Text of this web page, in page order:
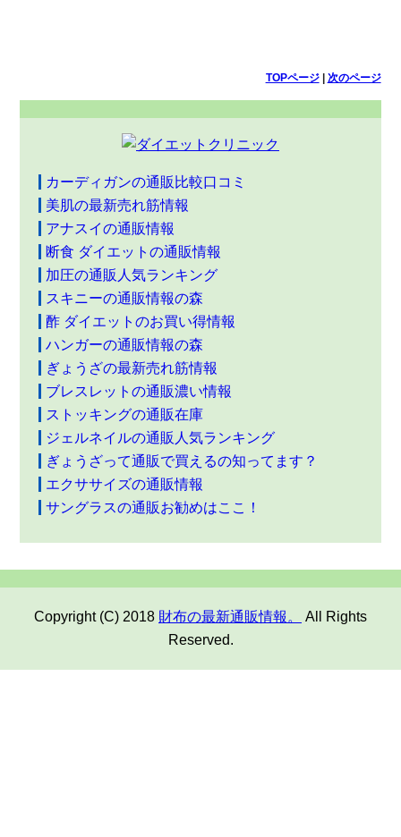
TOPページ| 次のページ
カーディガンの通販比較口コミ
美肌の最新売れ筋情報
アナスイの通販情報
断食 ダイエットの通販情報
加圧の通販人気ランキング
スキニーの通販情報の森
酢 ダイエットのお買い得情報
ハンガーの通販情報の森
ぎょうざの最新売れ筋情報
ブレスレットの通販濃い情報
ストッキングの通販在庫
ジェルネイルの通販人気ランキング
ぎょうざって通販で買えるの知ってます？
エクササイズの通販情報
サングラスの通販お勧めはここ！
Copyright (C) 2018 財布の最新通販情報。
All Rights
Reserved.